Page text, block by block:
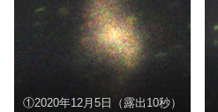
①2020年12月5日（露出10秒）